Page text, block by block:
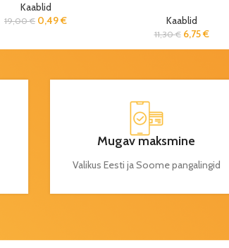
Kaablid
19,00€ 0,49€ Kaablid
11,30€ 6,75€
Mugav maksmine
Valikus Eesti ja Soome pangalingid